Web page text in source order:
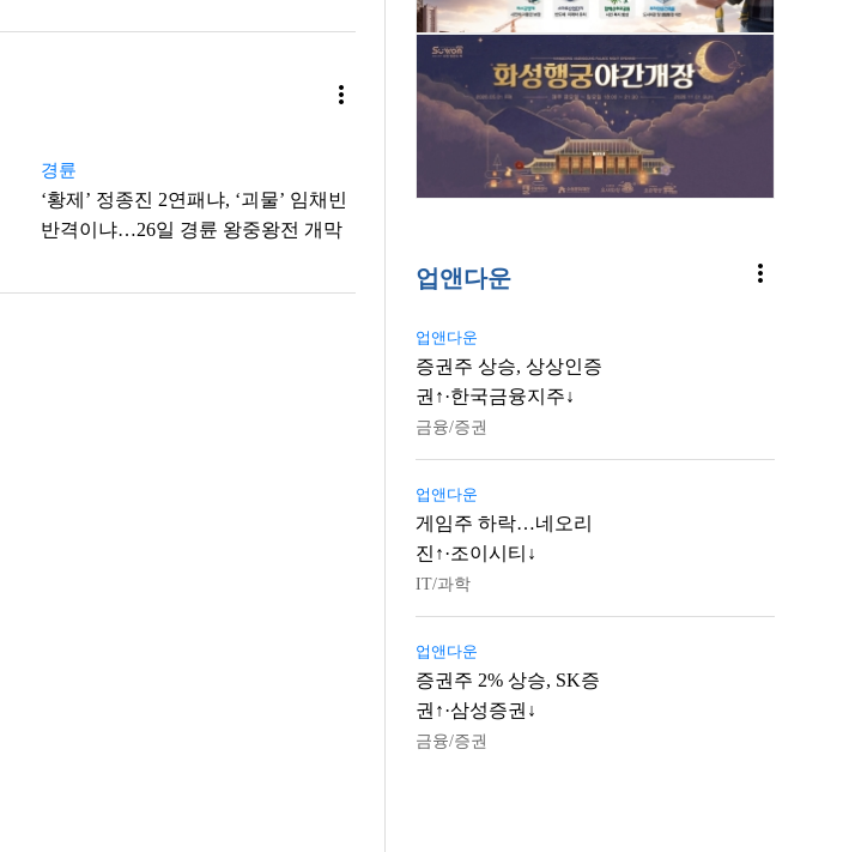
more_vert
경륜
‘황제’ 정종진 2연패냐, ‘괴물’ 임채빈
반격이냐…26일 경륜 왕중왕전 개막
업앤다운 more_vert
업앤다운
증권주 상승, 상상인증
권↑·한국금융지주↓
금융/증권
업앤다운
게임주 하락…네오리
진↑·조이시티↓
IT/과학
업앤다운
증권주 2% 상승, SK증
권↑·삼성증권↓
금융/증권